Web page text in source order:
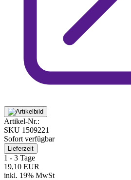
Artikel-Nr.:
SKU 1509221
Sofort verfügbar
Lieferzeit
1 - 3 Tage
19,10 EUR
inkl. 19% MwSt